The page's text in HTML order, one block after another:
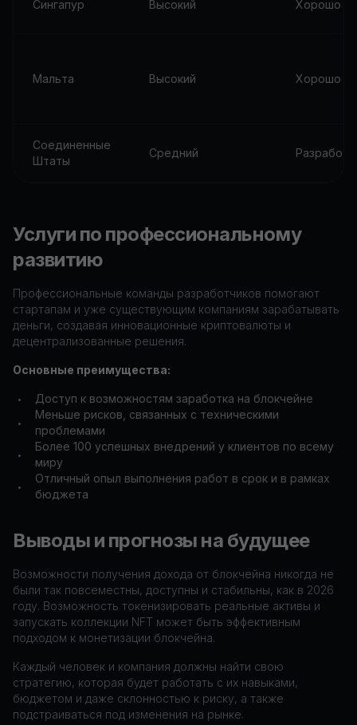
Сингапур Высокий Хорошо
Мальта Высокий Хорошо
Соединенные
Штаты
Средний
Услуги по профессиональному
развитию
Профессиональные команды разработчиков помогают
стартапам и уже существующим компаниям зарабатывать
деньги, создавая инновационные криптовалюты и
децентрализованные решения.
Основные преимущества:
• Доступ к возможностям заработка на блокчейне
•
Меньше рисков, связанных с техническими
проблемами
•
Более 100 успешных внедрений у клиентов по всему
миру
•
Отличный опыл выполнения работ в срок и в рамках
бюджета
Выводы и прогнозы на будущее
Возможности получения дохода от блокчейна никогда не
были так повсеместны, доступны и стабильны, как в 2026
году. Возможность токенизировать реальные активы и
запускать коллекции NFT может быть эффективным
подходом к монетизации блокчейна.
Каждый человек и компания должны найти свою
стратегию, которая будет работать с их навыками,
бюджетом и даже склонностью к риску, а также
подстраиваться под изменения на рынке.